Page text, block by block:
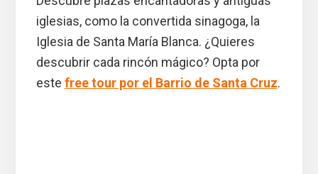
iglesias, como la convertida sinagoga, la
Iglesia de Santa María Blanca. ¿Quieres
descubrir cada rincón mágico? Opta por
este free tour por el Barrio de Santa Cruz.